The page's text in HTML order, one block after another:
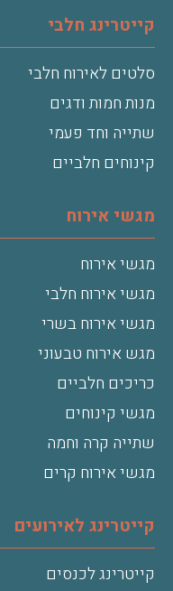
קייטרינג חלבי
סלטים לאירוח חלבי
מנות חמות ודגים
שתייה וחד פעמי
קינוחים חלביים
מגשי אירוח
מגשי אירוח
מגשי אירוח חלבי
מגשי אירוח בשרי
מגש אירוח טבעוני
כריכים חלביים
מגשי קינוחים
שתייה קרה וחמה
מגשי אירוח קרים
קייטרינג לאירועים
קייטרינג לכנסים